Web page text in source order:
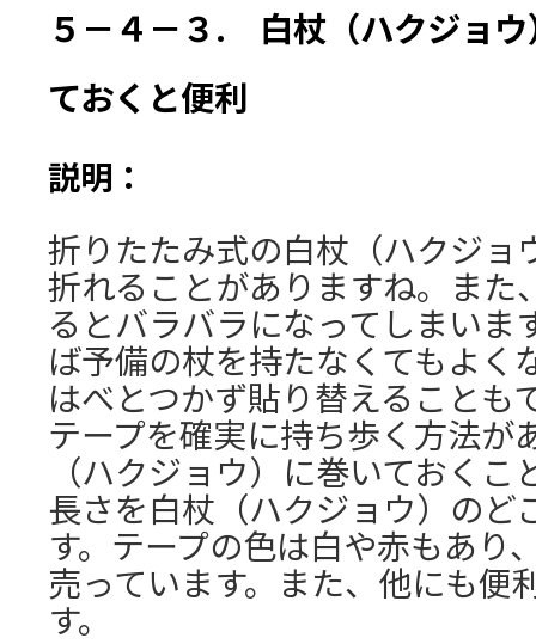
５－４－３. 白杖（ハクジョウ
ておくと便利
説明：
折りたたみ式の白杖（ハクジョ
折れることがありますね。また
るとバラバラになってしまいま
ば予備の杖を持たなくてもよく
はべとつかず貼り替えることも
テープを確実に持ち歩く方法が
（ハクジョウ）に巻いておく
長さを白杖（ハクジョウ）のど
す。テープの色は白や赤もあり
売っています。また、他にも便
す。